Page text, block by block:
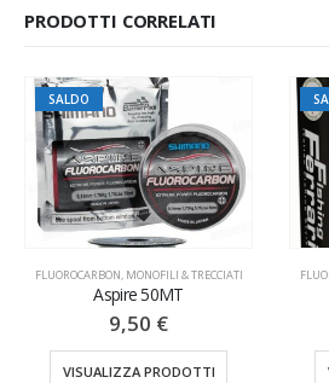
PRODOTTI CORRELATI
TRECCIATI
SALDO
FLUOROCARBON,MONOFILI & TRECCIATI
Akashi 200MT
VISUALIZZA PRODOTTI